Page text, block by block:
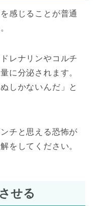
感じることが普通
レナリンやコルチ
に分泌されます。
しかないんだ」と
チと思える恐怖が
をしてください。
せる